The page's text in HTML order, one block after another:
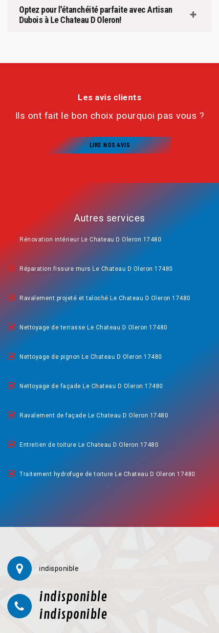
Optez pour l'étanchéité parfaite avec Artisan
Dubois à Le Chateau D Oleron!
Les avis clients
Ils ont fait le bon choix pourquoi pas vous ?
LIRE NOS AVIS
Autres services
Rénovation intérieur Le Chateau D Oleron 17480
Réparation fissure murs Le Chateau D Oleron 17480
Ravalement projeté et taloché Le Chateau D Oleron 17480
Nettoyage de terrasse Le Chateau D Oleron 17480
Nettoyage de pignon Le Chateau D Oleron 17480
Nettoyage de façade Le Chateau D Oleron 17480
Ravalement de façade Le Chateau D Oleron 17480
Entretien de toiture Le Chateau D Oleron 17480
Traitement hydrofuge de toiture Le Chateau D Oleron 17480
indisponible
indisponible
indisponible